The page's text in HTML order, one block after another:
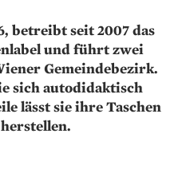
betreibt seit 2007 das
und führt zwei
Gemeindebezirk.
sich autodidaktisch
lässt sie ihre Taschen